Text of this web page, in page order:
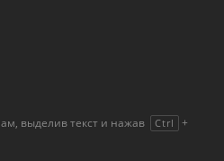
выделив текст и нажав Ctrl +